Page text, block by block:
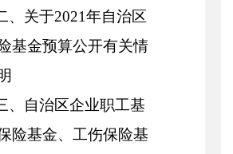
、关于2021年自治区
基金预算公开有关情
、自治区企业职工基
险基金、工伤保险基